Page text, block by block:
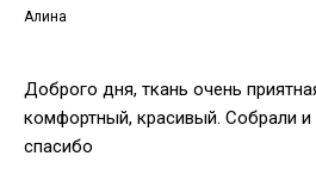
Доброго дня, ткань очень
комфортный, красивый. Собрали
спасибо
Алина